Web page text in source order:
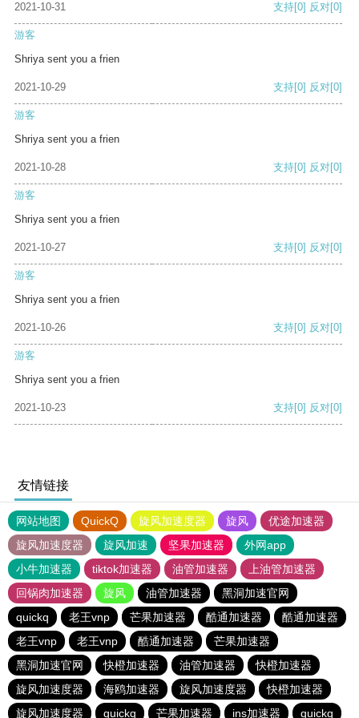
2021-10-31 支持[0] 反对[0]
游客
Shriya sent you a frien
2021-10-29 支持[0] 反对[0]
游客
Shriya sent you a frien
2021-10-28 支持[0] 反对[0]
游客
Shriya sent you a frien
2021-10-27 支持[0] 反对[0]
游客
Shriya sent you a frien
2021-10-26 支持[0] 反对[0]
游客
Shriya sent you a frien
2021-10-23 支持[0] 反对[0]
友情链接
网站地图 QuickQ 旋风加速度器 旋风
优途加速器
旋风加速度器
旋风加速 坚果加速器
外网app
小牛加速器
tiktok加速器 油管加速器
上油管加速器
回锅肉加速器
旋风 油管加速器
黑洞加速官网
quickq
老王vnp 芒果加速器 酷通加速器
酷通加速器
老王vnp
老王vnp 酷通加速器
芒果加速器
黑洞加速官网
快橙加速器 油管加速器
快橙加速器
旋风加速度器
海鸥加速器 旋风加速度器
快橙加速器
旋风加速度器
quickq 芒果加速器 ins加速器 quickq